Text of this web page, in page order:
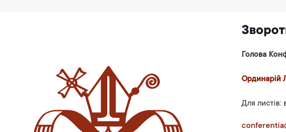
Голова
Ординарій
Для листів: